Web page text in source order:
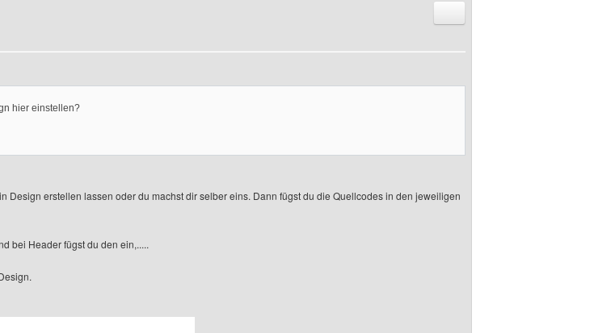
hier einstellen?
Design erstellen lassen oder du machst dir selber eins. Dann fügst du die Quellcodes in den jeweiligen
bei Header fügst du den ein,.....